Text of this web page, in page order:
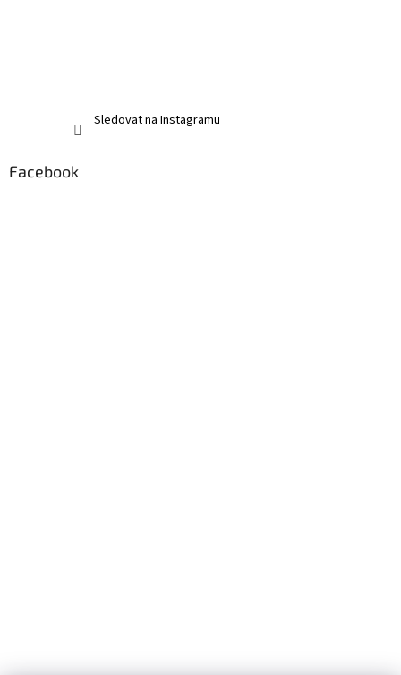
Sledovat na Instagramu
Facebook